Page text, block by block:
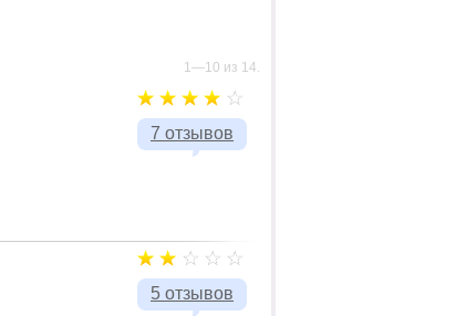
1—10 из 14.
7 отзывов
5 отзывов